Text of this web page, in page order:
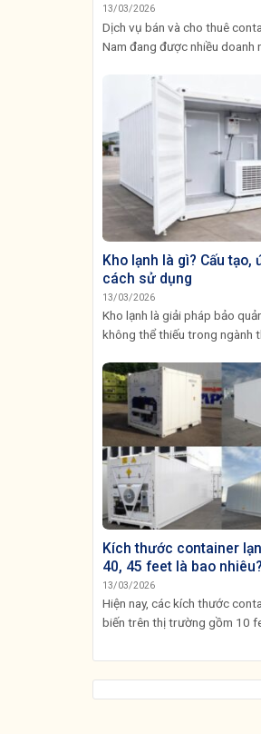
13/03/2026
Dịch vụ bán và cho thuê
Nam đang được nhiều doanh
Kho lạnh là gì? Cấu tạo,
cách sử dụng
13/03/2026
Kho lạnh là giải pháp bảo
không thể thiếu trong ngành
Kích thước container
40, 45 feet là bao nhiêu?
13/03/2026
Hiện nay, các kích thước
biến trên thị trường gồm 10